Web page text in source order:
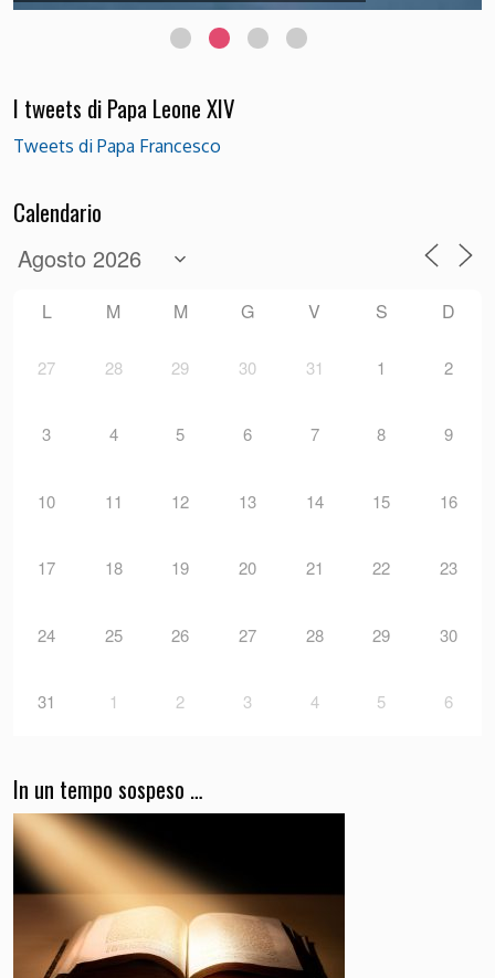
I tweets di Papa Leone XIV
Tweets di Papa Francesco
Calendario
L M M G V S D
27 28 29 30 31 1 2
3 4 5 6 7 8 9
10 11 12 13 14 15 16
17 18 19 20 21 22 23
24 25 26 27 28 29 30
31 1 2 3 4 5 6
In un tempo sospeso …